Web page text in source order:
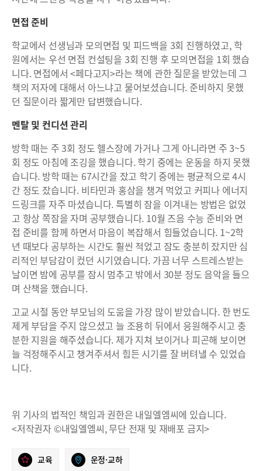
면접 준비
학교에서 선생님과 모의면접 및 피드백을 3회 진행하였고, 학
원에서는 우선 면접 컨설팅을 3회 진행 후 모의면접을 1회 했습
니다. 면접에서 <페다고지>라는 책에 관한 질문을 받았는데 그
책의 저자에 대해서 아느냐고 물어보셨습니다. 준비하지 못했
던 질문이라 짧게만 답변했습니다.
멘탈 및 컨디션 관리
방학 때는 주 3회 정도 헬스장에 가거나 그게 아니라면 주 3~5
회 정도 아침에 조깅을 했습니다. 학기 중에는 운동을 하지 못했
습니다. 방학 때는 67시간을 잤고 학기 중에는 평균적으로 4시
간 정도 잤습니다. 비타민과 홍삼을 챙겨 먹었고 커피나 에너지
드링크를 자주 마셨습니다. 특별히 잠을 이겨내는 방법은 없었
고 항상 쪽잠을 자며 공부했습니다. 10월 즈음 수능 준비와 면
접 준비를 함께 하면서 마음이 복잡해서 힘들었습니다. 1~2학
년 때보다 공부하는 시간도 훨씬 적었고 잠도 충분히 잤지만 심
리적인 부담감이 컸던 시기였습니다. 가끔 너무 스트레스받는
날이면 밤에 공부를 잠시 멈추고 밖에서 30분 정도 음악을 들으
며 산책을 했습니다.
고교 시절 동안 부모님의 도움을 가장 많이 받았습니다. 한 번도
제게 부담을 주지 않으셨고 늘 조용히 뒤에서 응원해주시고 충
분한 지원을 해주셨습니다. 제가 지쳐 보이거나 피곤해 보이면
늘 걱정해주시고 챙겨주셔서 힘든 시기를 잘 버텨낼 수 있었습
니다.
위 기사의 법적인 책임과 권한은 내일엘엠씨에 있습니다.
<저작권자 ©내일엘엠씨, 무단 전재 및 재배포 금지>
교육 운정·교하